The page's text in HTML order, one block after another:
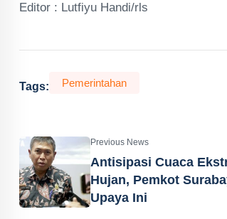
Editor : Lutfiyu Handi/rls
Tags: Pemerintahan
Previous News
Antisipasi Cuaca
Hujan, Pemkot
Upaya Ini